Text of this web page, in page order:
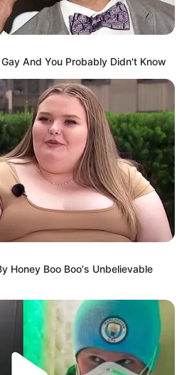
And You Probably Didn't Know
Honey Boo Boo's Unbelievable